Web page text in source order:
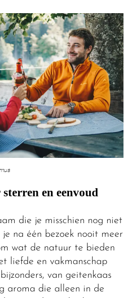
en eenvoud
die je misschien nog niet
na één bezoek nooit meer
wat de natuur te bieden
liefde en vakmanschap
van geitenkaas
aroma die alleen in de